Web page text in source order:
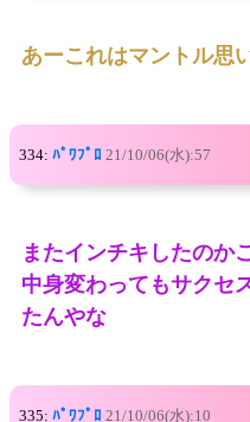
あーこれはマントル思
334: ﾊﾟﾜﾌﾟﾛ 21/10/06(水):57
またインチキしたのか
中身変わってもサクセ
たんやな
335: ﾊﾟﾜﾌﾟﾛ 21/10/06(水):10